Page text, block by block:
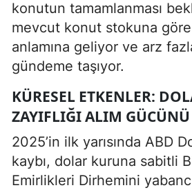
konutun tamamlanması
mevcut konut stokuna göre
anlamına geliyor ve arz
gündeme taşıyor.
KÜRESEL ETKENLER:
ZAYIFLIĞI ALIM
2025’in ilk yarısında ABD
kaybı, dolar kuruna sabitli
Emirlikleri Dirhemini